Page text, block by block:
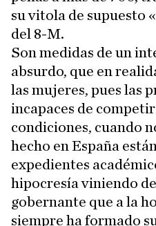
su vitola de supuesto
del 8-M.
Son medidas de un
absurdo, que en
las mujeres, pues las
incapaces de
condiciones, cuando
hecho en España
expedientes
hipocresía viniendo
gobernante que a la
siempre ha formado